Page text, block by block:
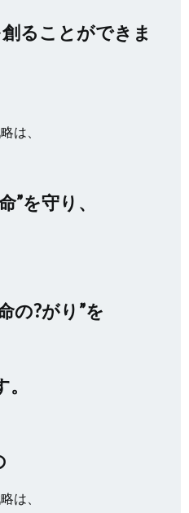
ることができま
は、
”を守り、
の?がり”を
は、